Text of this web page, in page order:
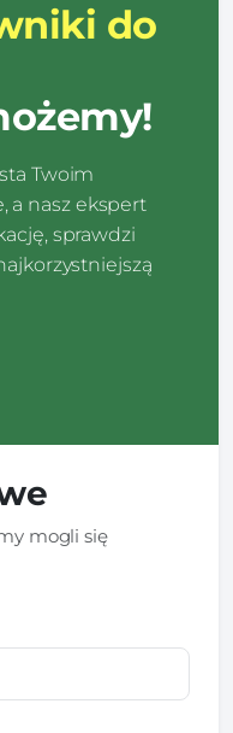
do
Twoim
a nasz ekspert
sprawdzi
mogli się